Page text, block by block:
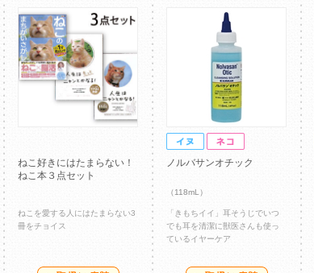
ねこ好きにはたまらない！
ねこ本３点セット
ねこを愛する人にはたまらない3
冊をチョイス
ノルバサンオチック
（118mL）
「きもちイイ」耳そうじでいつ
でも耳を清潔に獣医さんも使っ
ているイヤーケア